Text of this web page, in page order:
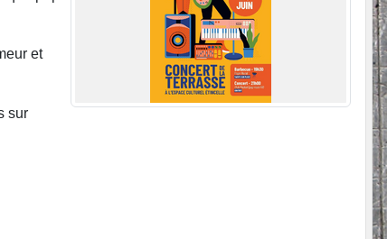
et
sur